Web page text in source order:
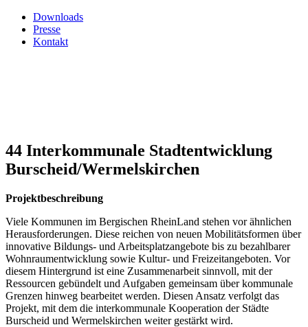
Downloads
Presse
Kontakt
44 Interkommunale Stadtentwicklung
Burscheid/Wermelskirchen
Projektbeschreibung
Viele Kommunen im Bergischen RheinLand stehen vor ähnlichen
Herausforderungen. Diese reichen von neuen Mobilitätsformen über
innovative Bildungs- und Arbeitsplatzangebote bis zu bezahlbarer
Wohnraumentwicklung sowie Kultur- und Freizeitangeboten. Vor
diesem Hintergrund ist eine Zusammenarbeit sinnvoll, mit der
Ressourcen gebündelt und Aufgaben gemeinsam über kommunale
Grenzen hinweg bearbeitet werden. Diesen Ansatz verfolgt das
Projekt, mit dem die interkommunale Kooperation der Städte
Burscheid und Wermelskirchen weiter gestärkt wird.